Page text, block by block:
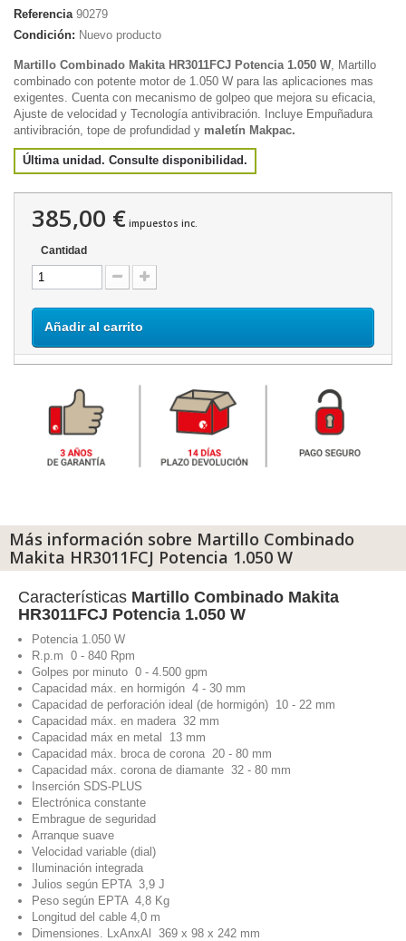
Referencia 90279
Condición: Nuevo producto
Martillo Combinado Makita HR3011FCJ Potencia 1.050 W, Martillo
combinado con potente motor de 1.050 W para las aplicaciones mas
exigentes. Cuenta con mecanismo de golpeo que mejora su eficacia,
Ajuste de velocidad y Tecnología antivibración.
Incluye Empuñadura
antivibración, tope de profundidad y maletín Makpac.
Última unidad. Consulte disponibilidad.
385,00 € impuestos inc.
Cantidad
Añadir al carrito
Más información sobre Martillo Combinado
Makita HR3011FCJ Potencia 1.050 W
Características Martillo Combinado Makita
HR3011FCJ Potencia 1.050 W
Potencia 1.050 W
R.p.m 0 - 840 Rpm
Golpes por minuto 0 - 4.500 gpm
Capacidad máx. en hormigón 4 - 30 mm
Capacidad de perforación ideal (de hormigón) 10 - 22 mm
Capacidad máx. en madera 32 mm
Capacidad máx en metal 13 mm
Capacidad máx. broca de corona 20 - 80 mm
Capacidad máx. corona de diamante 32 - 80 mm
Inserción SDS-PLUS
Electrónica constante
Embrague de seguridad
Arranque suave
Velocidad variable (dial)
Iluminación integrada
Julios según EPTA 3,9 J
Peso según EPTA 4,8 Kg
Longitud del cable 4,0 m
Dimensiones. LxAnxAl 369 x 98 x 242 mm